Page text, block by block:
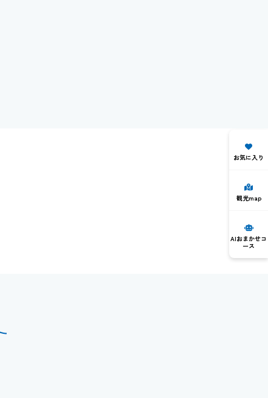
お気に入り
観光map
AIおまかせコ
ース